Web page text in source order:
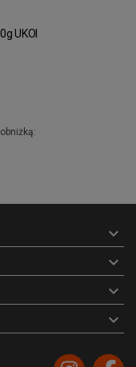
UKOI



keyboard_arrow_down